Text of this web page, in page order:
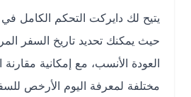
يتيح لك دايركت التحكم الكامل في
حيث يمكنك تحديد تاريخ السفر المرغوب،
العودة الأنسب، مع إمكانية مقارنة
مختلفة لمعرفة اليوم الأرخص للسفر.